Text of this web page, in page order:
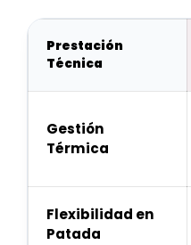
Prestación
Técnica
Gestión
Térmica
Flexibilidad en
Patada